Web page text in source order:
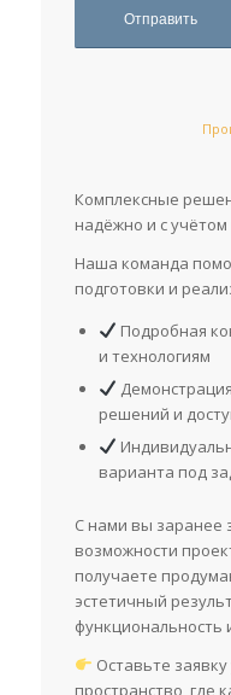
Комплексные
надёжно и с
Наша команда
подготовки и
Подробная
и технологиям
решений и
варианта под
С нами вы заранее
возможности
получаете
эстетичный
функциональность
Оставьте
пространство, где